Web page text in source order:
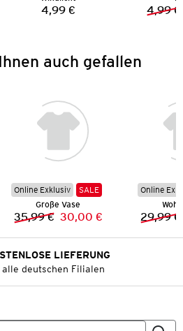
Preis:
4,99 € 4,99 €
auch gefallen
Online Exklusiv
SALE
Große Vase
Vorheriger Preis:
35,99 € Neuer Preis:
30,00 €
Online
29,99 €
LIEFERUNG
alle deutschen Filialen